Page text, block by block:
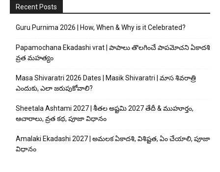
Recent Posts
Guru Purnima 2026 | How, When & Why is it Celebrated?
Papamochana Ekadashi vrat | పాపాలు తొలగించే పాపమోచని ఏకాదశి
వ్రత మహత్యం
Masa Shivaratri 2026 Dates | Masik Shivaratri | మాస శివరాత్రి
ఎందుకు, ఎలా జరుపుకోవాలి?
Sheetala Ashtami 2027 | శీతల అష్టమి 2027 తేదీ & ముహూర్తం,
ఆచారాలు, వ్రత కథ, పూజా విధానం
Amalaki Ekadashi 2027 | అమలక ఏకాదశి, విశిష్టత, ఏం చేయాలి, పూజా
విధానం